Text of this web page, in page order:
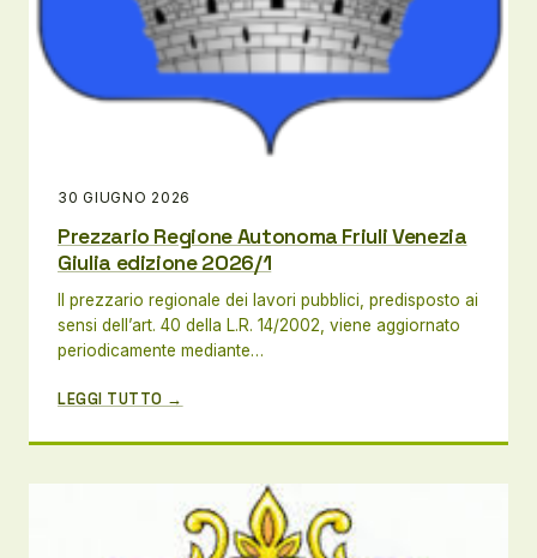
30 GIUGNO 2026
Prezzario Regione Autonoma Friuli Venezia
Giulia edizione 2026/1
Il prezzario regionale dei lavori pubblici, predisposto ai
sensi dell’art. 40 della L.R. 14/2002, viene aggiornato
periodicamente mediante…
LEGGI TUTTO →